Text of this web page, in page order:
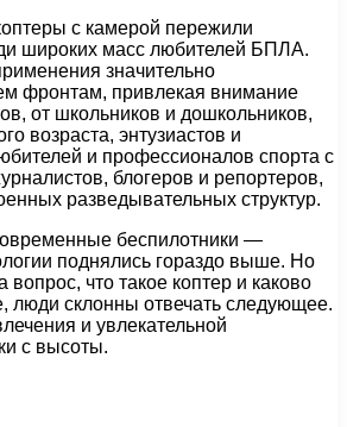
с камерой пережили
широких масс любителей БПЛА.
значительно
фронтам, привлекая внимание
от школьников и дошкольников,
возраста, энтузиастов и
и профессионалов спорта с
блогеров и репортеров,
разведывательных структур.
беспилотники —
поднялись гораздо выше. Но
вопрос, что такое коптер и каково
люди склонны отвечать следующее.
и увлекательной
с высоты.